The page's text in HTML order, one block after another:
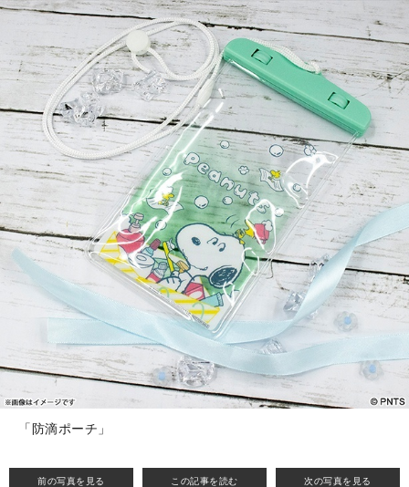
前の写真を見る この記事を読む 次の写真を見る
「防滴ポーチ」